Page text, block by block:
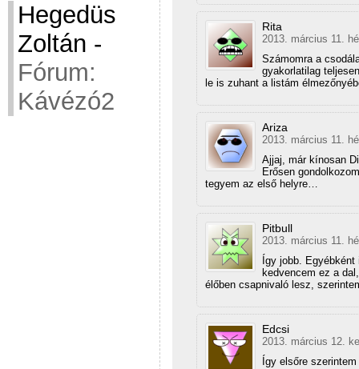
Hegedüs
Zoltán -
Fórum:
Kávézó2
Rita
2013. március 11.
Számomra a
gyakorlatilag
le is zuhant a listám
Ariza
2013. március 11.
Ajjaj, már kínosan
Erősen
tegyem az első helyre…
Pitbull
2013. március 11.
Így jobb.
kedvencem ez a
élőben csapnivaló lesz,
Edcsi
2013. március 12.
Így elsőre